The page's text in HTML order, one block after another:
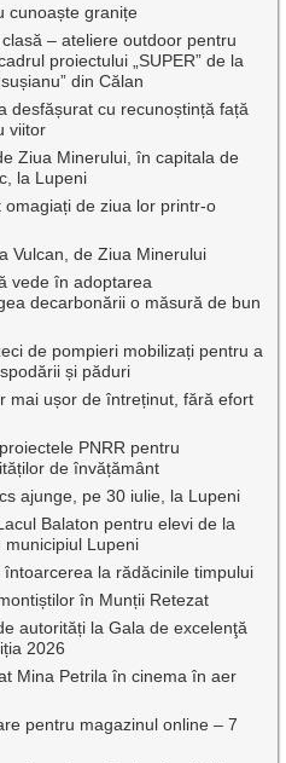
cunoaște granițe
– ateliere outdoor pentru
proiectului „SUPER” de la
din Călan
desfășurat cu recunoștință față
viitor
Ziua Minerului, în capitala de
la Lupeni
de ziua lor printr-o
Vulcan, de Ziua Minerului
vede în adoptarea
decarbonării o măsură de bun
de pompieri mobilizați pentru a
și păduri
mai ușor de întreținut, fără efort
PNRR pentru
de învățământ
ajunge, pe 30 iulie, la Lupeni
Balaton pentru elevi de la
municipiul Lupeni
la rădăcinile timpului
în Munții Retezat
autorități la Gala de excelenţă
2026
Mina Petrila în cinema în aer
pentru magazinul online – 7